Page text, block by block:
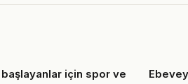
başlayanlar için spor ve